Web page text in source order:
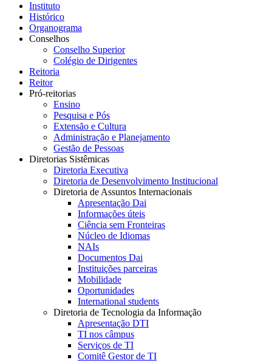
Instituto
Histórico
Organograma
Conselhos
Conselho Superior
Colégio de Dirigentes
Reitoria
Reitor
Pró-reitorias
Ensino
Pesquisa e Pós
Extensão e Cultura
Administração e Planejamento
Gestão de Pessoas
Diretorias Sistêmicas
Diretoria Executiva
Diretoria de Desenvolvimento Institucional
Diretoria de Assuntos Internacionais
Apresentação Dai
Informações úteis
Ciência sem Fronteiras
Núcleo de Idiomas
NAIs
Documentos Dai
Instituições parceiras
Mobilidade
Oportunidades
International students
Diretoria de Tecnologia da Informação
Apresentação DTI
TI nos câmpus
Serviços de TI
Comitê Gestor de TI